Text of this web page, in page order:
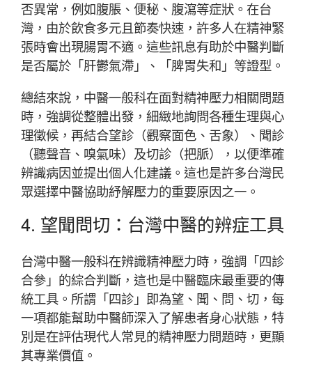
否異常，例如腹脹、便秘、腹瀉等症狀。在台
灣，由於飲食多元且節奏快速，許多人在精神緊
張時會出現腸胃不適。這些訊息有助於中醫判斷
是否屬於「肝鬱氣滯」、「脾胃失和」等證型。
總結來說，中醫一般科在面對精神壓力相關問題
時，強調從整體出發，細緻地詢問各種生理與心
理徵候，再結合望診（觀察面色、舌象）、聞診
（聽聲音、嗅氣味）及切診（把脈），以便準確
辨識病因並提出個人化建議。這也是許多台灣民
眾選擇中醫協助紓解壓力的重要原因之一。
4. 望聞問切：台灣中醫的辨症工具
台灣中醫一般科在辨識精神壓力時，強調「四診
合參」的綜合判斷，這也是中醫臨床最重要的傳
統工具。所謂「四診」即為望、聞、問、切，每
一項都能幫助中醫師深入了解患者身心狀態，特
別是在評估現代人常見的精神壓力問題時，更顯
其專業價值。